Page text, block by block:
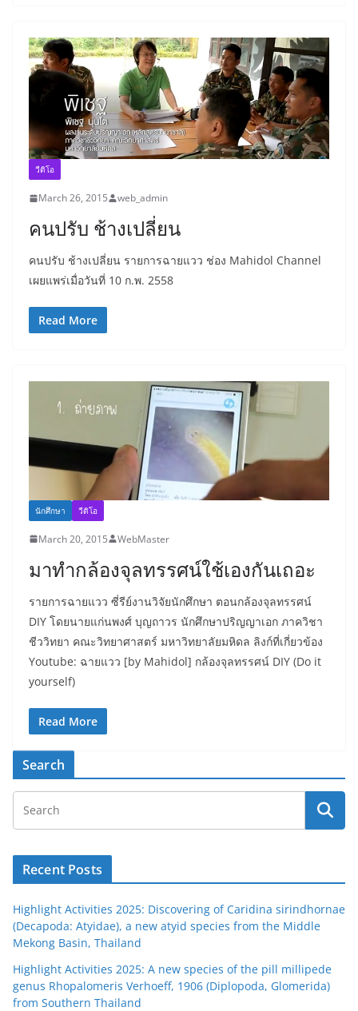
วีดิโอ
March 26, 2015 web_admin
คนปรับ ช้างเปลี่ยน
คนปรับ ช้างเปลี่ยน รายการฉายแวว ช่อง Mahidol Channel
เผยแพร่เมื่อวันที่ 10 ก.พ. 2558
Read More
นักศึกษา วีดิโอ
March 20, 2015 WebMaster
มาทำกล้องจุลทรรศน์ใช้เองกันเถอะ
รายการฉายแวว ซี่รีย์งานวิจัยนักศึกษา ตอนกล้องจุลทรรศน์
DIY โดยนายแก่นพงศ์ บุญถาวร นักศึกษาปริญญาเอก ภาควิชา
ชีววิทยา คณะวิทยาศาสตร์ มหาวิทยาลัยมหิดล ลิงก์ที่เกี่ยวข้อง
Youtube: ฉายแวว [by Mahidol] กล้องจุลทรรศน์ DIY (Do it
yourself)
Read More
Search
Recent Posts
Highlight Activities 2025: Discovering of Caridina sirindhornae
(Decapoda: Atyidae), a new atyid species from the Middle
Mekong Basin, Thailand
Highlight Activities 2025: A new species of the pill millipede
genus Rhopalomeris Verhoeff, 1906 (Diplopoda, Glomerida)
from Southern Thailand